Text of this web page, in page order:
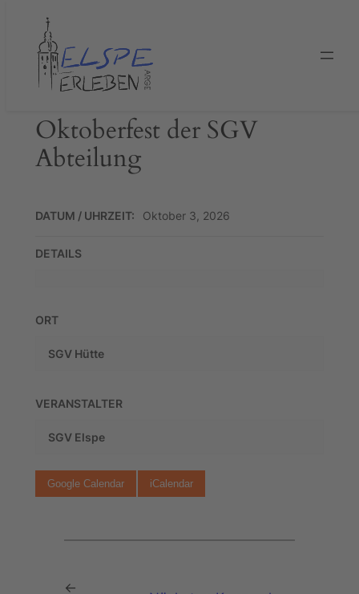
springen
Oktoberfest der SGV
Abteilung
DATUM / UHRZEIT: Oktober 3, 2026
DETAILS
ORT
SGV Hütte
VERANSTALTER
SGV Elspe
Google Calendar iCalendar
←